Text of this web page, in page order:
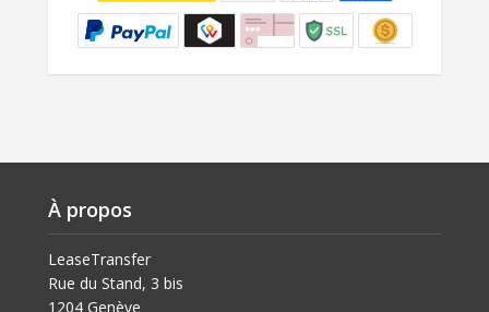
À propos
LeaseTransfer
Rue du Stand, 3 bis
1204 Genève